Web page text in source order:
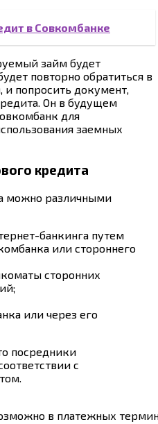
в Совкомбанке
займ будет
повторно обратиться в
и попросить документ,
Он в будущем
для
заемных
кредита
можно различными
банкинга путем
или стороннего
сторонних
или через его
посредники
с
в платежных